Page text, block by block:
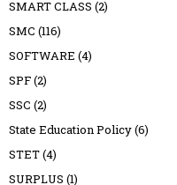
SMART CLASS (2)
SMC (116)
SOFTWARE (4)
SPF(2)
SSC (2)
State Education Policy(6)
STET(4)
SURPLUS (1)